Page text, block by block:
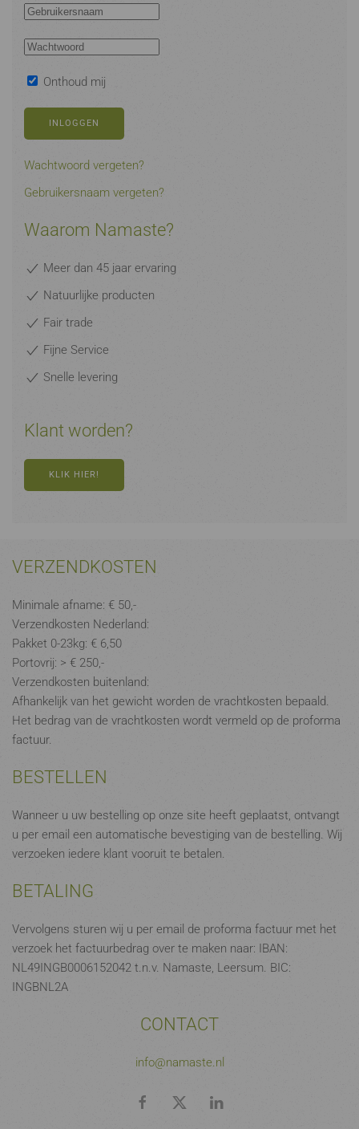
Onthoud mij
INLOGGEN
Wachtwoord vergeten?
Gebruikersnaam vergeten?
Waarom Namaste?
Meer dan 45 jaar ervaring
Natuurlijke producten
Fair trade
Fijne Service
Snelle levering
Klant worden?
KLIK HIER!
VERZENDKOSTEN
Minimale afname: € 50,-
Verzendkosten Nederland:
Pakket 0-23kg: € 6,50
Portovrij: > € 250,-
Verzendkosten buitenland:
Afhankelijk van het gewicht worden de vrachtkosten bepaald.
Het bedrag van de vrachtkosten wordt vermeld op de proforma
factuur.
BESTELLEN
Wanneer u uw bestelling op onze site heeft geplaatst, ontvangt
u per email een automatische bevestiging van de bestelling. Wij
verzoeken iedere klant vooruit te betalen.
BETALING
Vervolgens sturen wij u per email de proforma factuur met het
verzoek het factuurbedrag over te maken naar: IBAN:
NL49INGB0006152042 t.n.v. Namaste, Leersum. BIC:
INGBNL2A
CONTACT
info@namaste.nl